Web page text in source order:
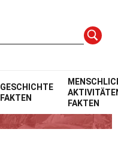
GESCHICHTE
FAKTEN
FAKTEN